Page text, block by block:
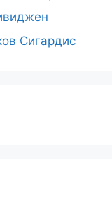
Сигардис